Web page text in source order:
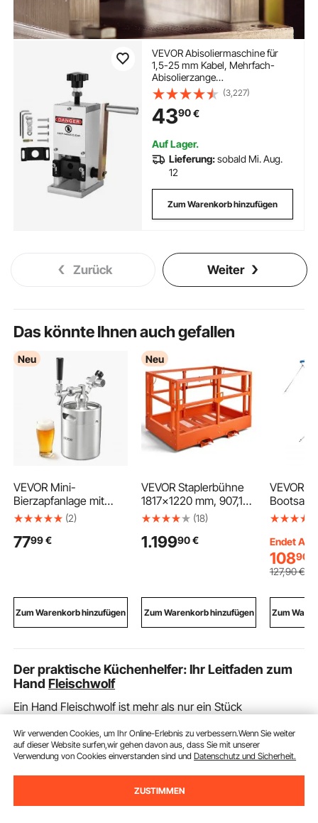
VEVOR Abisoliermaschine für
1,5-25 mm Kabel, Mehrfach-
Abisolierzange
Aluminiumlegierung, manuelle
Abisoliermaschine, Hand
Kabelschälmaschine mit
Abisoliergeschwindigkeit für
Kabelbaumverarbeitung
(3,227)
4390€
Auf Lager.
Lieferung:sobald Mi. Aug.
12
Zum Warenkorb hinzufügen
Zurück Weiter
Das könnte Ihnen auch gefallen
Neu
VEVOR Mini-
Bierzapfanlage mit
CO₂-Regler 1,94 L
Zapfsystem, mit
Frischhalten, für
Hausgebrautes Bier,
(2)
7799€
Zum Warenkorb hinzufügen
Neu
VEVOR Staplerbühne
1817x1220 mm, 907,18
kg Belastbarer
Kohlenstoffstahl,
Verriegelungsstift,
Gabelstapler-
(18)
1.19990 €
Zum Warenkorb hinzufügen
VEVOR
aus
Endet
10890
127,90€
Zum
Der praktische Küchenhelfer: Ihr Leitfaden zum
HandFleischwolf
Ein Hand Fleischwolf ist mehr als nur ein Stück
kulinarischer Möglichkeiten. Egal, ob Sie passionierter
Hobbykoch sind oder einfach nur nach einer Möglichkeit
suchen, Ihre Mahlzeiten frischer und individueller zu
gestalten, ein Fleischwolf kann Ihre Küchenroutine
erheblich bereichern. In diesem Artikel tauchen wir in die
vielseitige Welt der HandFleischwölfeein und erkunden,
Mehr entdecken
Wir verwenden Cookies, um Ihr Online-Erlebnis zu verbessern.Wenn Sie weiter
auf dieser Website surfen,wir gehen davon aus, dass Sie mit unserer
Verwendung von Cookies einverstanden sind undDatenschutz und Sicherheit.
ZUSTIMMEN